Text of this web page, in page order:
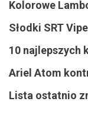
Kolorowe
Słodki SRT
10 najlepszych
Ariel Atom
Lista ostatnio